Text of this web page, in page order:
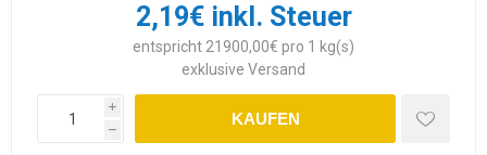
2,19€ inkl. Steuer
entspricht 21900,00€ pro 1 kg(s)
exklusive Versand
i
h
KAUFEN